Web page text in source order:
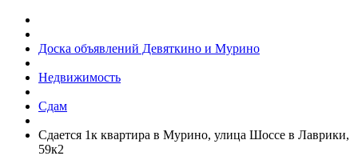
Доска объявлений Девяткино и Мурино
Недвижимость
Сдам
Сдается 1к квартира в Мурино, улица Шоссе в Лаврики,
59к2